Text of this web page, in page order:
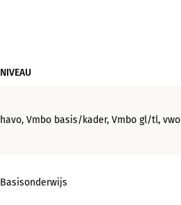
NIVEAU
havo, Vmbo basis/kader, Vmbo gl/tl, vwo
Basisonderwijs